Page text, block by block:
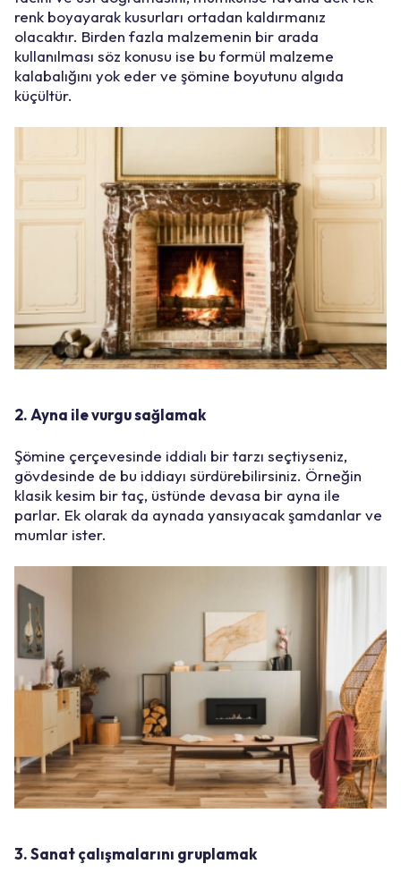
renk boyayarak kusurları ortadan kaldırmanız
olacaktır. Birden fazla malzemenin bir arada
kullanılması söz konusu ise bu formül malzeme
kalabalığını yok eder ve şömine boyutunu algıda
küçültür.
2. Ayna ile vurgu sağlamak
Şömine çerçevesinde iddialı bir tarzı seçtiyseniz,
gövdesinde de bu iddiayı sürdürebilirsiniz. Örneğin
klasik kesim bir taç, üstünde devasa bir ayna ile
parlar. Ek olarak da aynada yansıyacak şamdanlar ve
mumlar ister.
3. Sanat çalışmalarını gruplamak